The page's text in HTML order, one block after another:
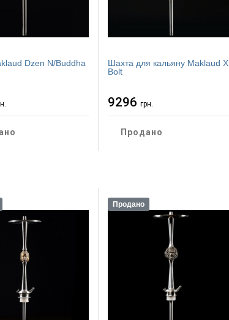
Dzen N/Buddha
Шахта для кальяну Maklaud X
Bolt
9296 грн.
Продано
Продано